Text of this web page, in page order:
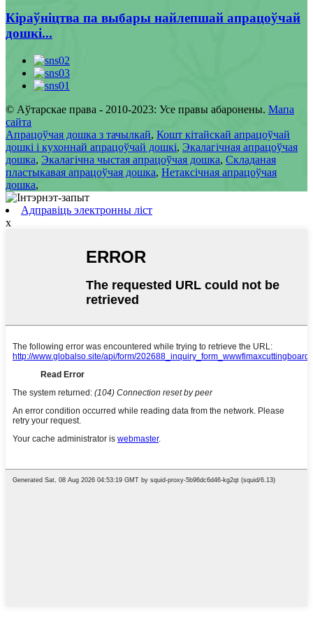
Кіраўніцтва па выбары найлепшай апрацоўчай
дошкі...
© Аўтарскае права - 2010-2023: Усе правы абаронены. Мапа
сайта
Апрацоўчая дошка з тачылкай, Кошт кітайскай апрацоўчай
дошкі і кухоннай апрацоўчай дошкі, Экалагічная апрацоўчая
дошка, Экалагічна чыстая апрацоўчая дошка, Складаная
пластыкавая апрацоўчая дошка, Нетаксічная апрацоўчая
дошка,
Адправіць электронны ліст
x